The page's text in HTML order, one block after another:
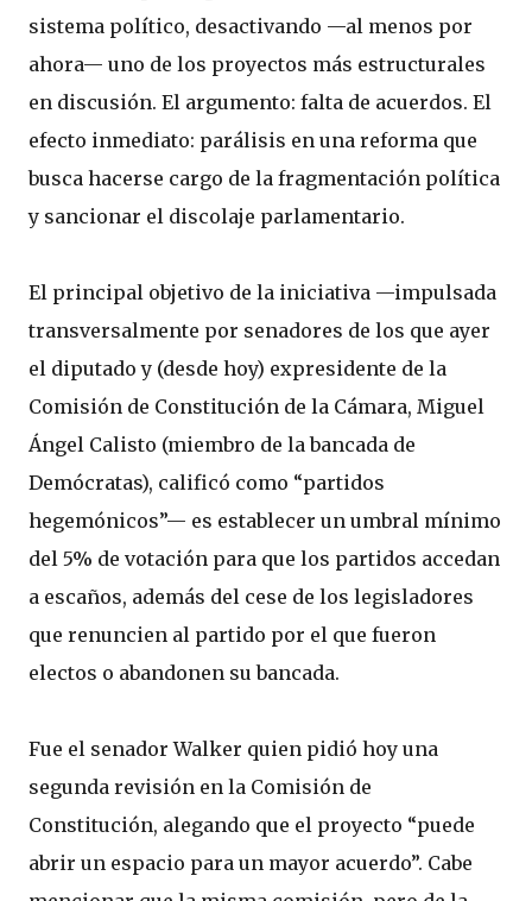
sistema político, desactivando —al menos por
ahora— uno de los proyectos más estructurales
en discusión. El argumento: falta de acuerdos. El
efecto inmediato: parálisis en una reforma que
busca hacerse cargo de la fragmentación política
y sancionar el discolaje parlamentario.
El principal objetivo de la iniciativa —impulsada
transversalmente por senadores de los que ayer
el diputado y (desde hoy) expresidente de la
Comisión de Constitución de la Cámara, Miguel
Ángel Calisto (miembro de la bancada de
Demócratas), calificó como “partidos
hegemónicos”— es establecer un umbral mínimo
del 5% de votación para que los partidos accedan
a escaños, además del cese de los legisladores
que renuncien al partido por el que fueron
electos o abandonen su bancada.
Fue el senador Walker quien pidió hoy una
segunda revisión en la Comisión de
Constitución, alegando que el proyecto “puede
abrir un espacio para un mayor acuerdo”. Cabe